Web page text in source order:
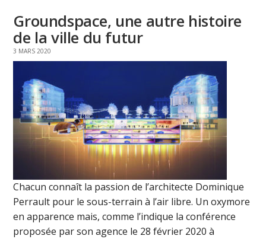
Groundspace, une autre histoire
de la ville du futur
3 MARS 2020
Chacun connaît la passion de l’architecte Dominique
Perrault pour le sous-terrain à l’air libre. Un oxymore
en apparence mais, comme l’indique la conférence
proposée par son agence le 28 février 2020 à